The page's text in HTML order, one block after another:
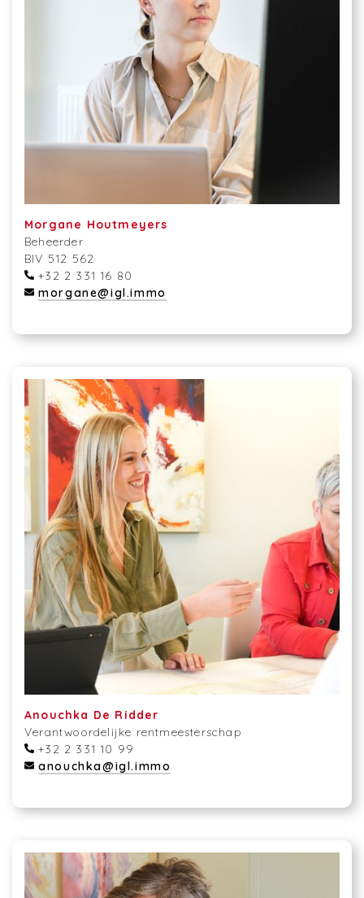
Morgane Houtmeyers
Beheerder
BIV 512 562
+32 2 331 16 80
morgane@igl.immo
Anouchka De Ridder
Verantwoordelijke rentmeesterschap
+32 2 331 10 99
anouchka@igl.immo